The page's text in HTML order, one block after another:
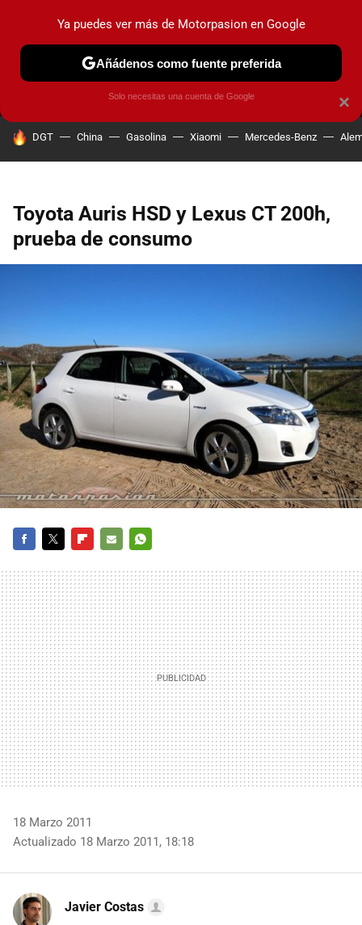
MENÚ NUEVO
COCHES ELÉCTRICOS OBSERVATORIO
HOY SE HABLA DE
DGT China Gasolina Xiaomi Mercedes-Benz
Toyota Auris HSD y Lexus CT 200h,
prueba de consumo
MAIL
18 Marzo 2011
Actualizado 18 Marzo 2011, 18:18
Javier Costas
×
Ya puedes ver más de Motorpasion en Google
Añádenos como fuente preferida
Solo necesitas una cuenta de Google